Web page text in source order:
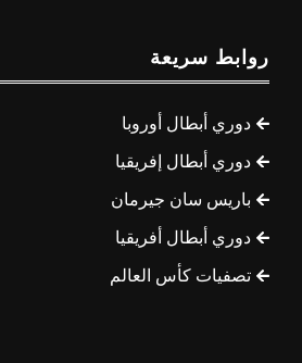
روابط سريعة
دوري أبطال أوروبا
دوري أبطال إفريقيا
باريس سان جيرمان
دوري أبطال أفريقيا
تصفيات كأس العالم